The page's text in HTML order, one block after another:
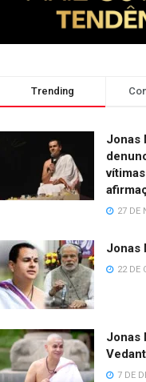
Trending
Jonas
27 DE
Jonas
22 DE
Jonas
7 DE